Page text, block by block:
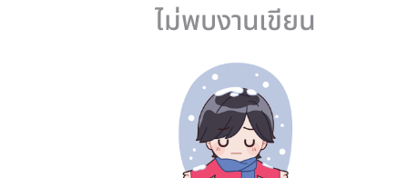
ไม่พบงานเขียน